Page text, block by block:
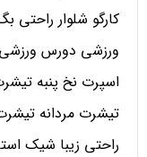
کارگو شلوار راحتی
ورزشی دورس
اسپرت نخ پنبه
تیشرت مردانه
راحتی زیبا شیک